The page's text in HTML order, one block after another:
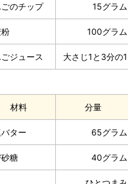
ごのチップ 15グラム
100グラム
ごジュース 大さじ1と3分の1
材料
分量
ター 65グラム
糖 40グラム